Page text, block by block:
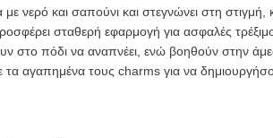
νερό και σαπούνι και στεγνώνει στη
σταθερή εφαρμογή για ασφαλές
στο πόδι να αναπνέει, ενώ βοηθούν στην
αγαπημένα τους charms για να